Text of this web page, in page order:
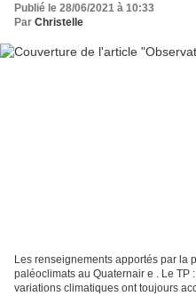
Publié le 28/06/2021 à 10:33
Par Christelle
Les renseignements apportés par la
paléoclimats au Quaternair e . Le TP
variations climatiques ont toujours